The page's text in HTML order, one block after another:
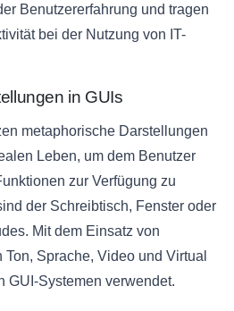
Benutzererfahrung und tragen
bei der Nutzung von IT-
in GUIs
metaphorische Darstellungen
Leben, um dem Benutzer
zur Verfügung zu
der Schreibtisch, Fenster oder
Mit dem Einsatz von
Sprache, Video und Virtual
GUI-Systemen verwendet.